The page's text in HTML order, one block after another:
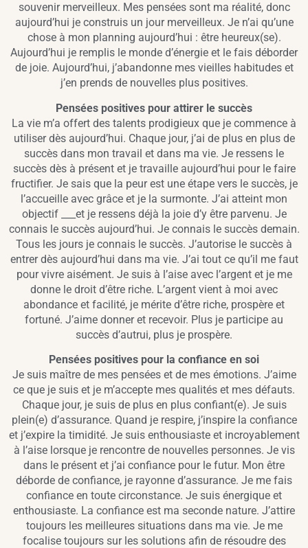
souvenir merveilleux. Mes pensées sont ma réalité, donc
aujourd’hui je construis un jour merveilleux. Je n’ai qu’une
chose à mon planning aujourd’hui : être heureux(se).
Aujourd’hui je remplis le monde d’énergie et le fais déborder
de joie. Aujourd’hui, j’abandonne mes vieilles habitudes et
j’en prends de nouvelles plus positives.
Pensées positives pour attirer le succès
La vie m’a offert des talents prodigieux que je commence à
utiliser dès aujourd’hui. Chaque jour, j’ai de plus en plus de
succès dans mon travail et dans ma vie. Je ressens le
succès dès à présent et je travaille aujourd’hui pour le faire
fructifier. Je sais que la peur est une étape vers le succès, je
l’accueille avec grâce et je la surmonte. J’ai atteint mon
objectif ___et je ressens déjà la joie d’y être parvenu. Je
connais le succès aujourd’hui. Je connais le succès demain.
Tous les jours je connais le succès. J’autorise le succès à
entrer dès aujourd’hui dans ma vie. J’ai tout ce qu’il me faut
pour vivre aisément. Je suis à l’aise avec l’argent et je me
donne le droit d’être riche. L’argent vient à moi avec
abondance et facilité, je mérite d’être riche, prospère et
fortuné. J’aime donner et recevoir. Plus je participe au
succès d’autrui, plus je prospère.
Pensées positives pour la confiance en soi
Je suis maître de mes pensées et de mes émotions. J’aime
ce que je suis et je m’accepte mes qualités et mes défauts.
Chaque jour, je suis de plus en plus confiant(e). Je suis
plein(e) d’assurance. Quand je respire, j’inspire la confiance
et j’expire la timidité. Je suis enthousiaste et incroyablement
à l’aise lorsque je rencontre de nouvelles personnes. Je vis
dans le présent et j’ai confiance pour le futur. Mon être
déborde de confiance, je rayonne d’assurance. Je me fais
confiance en toute circonstance. Je suis énergique et
enthousiaste. La confiance est ma seconde nature. J’attire
toujours les meilleures situations dans ma vie. Je me
focalise toujours sur les solutions afin de résoudre des